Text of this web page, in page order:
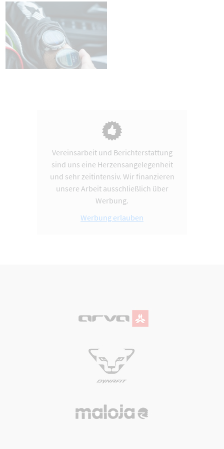
Vereinsarbeit und Berichterstattung
sind uns eine Herzensangelegenheit
und sehr zeitintensiv. Wir finanzieren
unsere Arbeit ausschließlich über
Werbung.
Werbung erlauben